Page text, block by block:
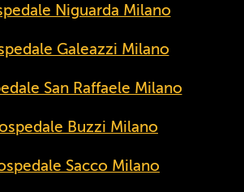
Niguarda Milano
Galeazzi Milano
San Raffaele Milano
Buzzi Milano
Sacco Milano